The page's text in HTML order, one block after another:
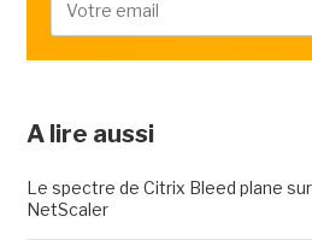
A lire aussi
Le spectre de Citrix Bleed plane
NetScaler